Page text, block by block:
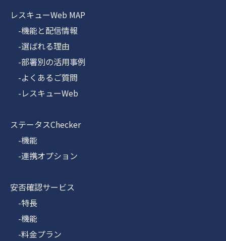
レスキューWeb MAP
-機能と配信情報
-選ばれる理由
-部署別の活用事例
-よくあるご質問
-レスキューWeb
ステータスChecker
-機能
-連携オプション
安否確認サービス
-特長
-機能
-料金プラン